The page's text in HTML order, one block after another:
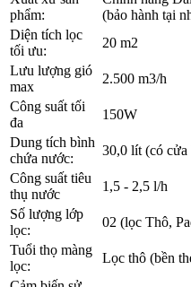
phẩm:
(bảo hành tại
Diện tích lọc
tối ưu:
20 m2
Lưu lượng gió
max
2.500 m3/h
Công suất tối
đa
150W
Dung tích bình
chứa nước:
30,0 lít (có cửa
Công suất tiêu
thụ nước
1,5 - 2,5 l/h
Số lượng lớp
lọc:
02 (lọc Thô,
Tuổi thọ màng
lọc:
Lọc thô (bền